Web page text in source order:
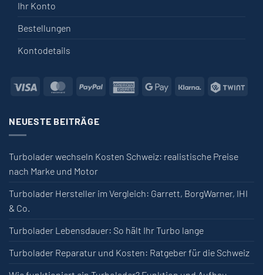
Ihr Konto
Bestellungen
Kontodetails
Visa MasterCardPayPal American Express
Google PayKlarna
NEUESTE BEITRÄGE
Turbolader wechseln Kosten Schweiz: realistische Preise
nach Marke und Motor
Turbolader Hersteller im Vergleich: Garrett, BorgWarner, IHI
& Co.
Turbolader Lebensdauer: So hält Ihr Turbo lange
Turbolader Reparatur und Kosten: Ratgeber für die Schweiz